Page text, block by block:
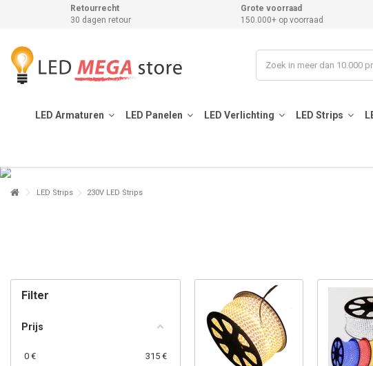
Retourrecht
30 dagen retour
Grote voorraad
150.000+ op voorraad
LED Armaturen LED Panelen LED Verlichting LED Strips
LED Strips 230V LED Strips
Filter
Prijs
0 € 315€